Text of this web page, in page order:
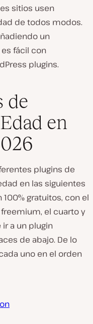
sitios usen
de todos modos.
un
fácil con
plugins.
de
en
plugins de
en las siguientes
gratuitos, con el
el cuarto y
a un plugin
de abajo. De lo
uno en el orden